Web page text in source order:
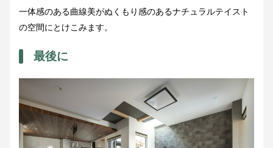
一体感のある曲線美がぬくもり感のあるナチュラルテイスト
の空間にとけこみます。
最後に